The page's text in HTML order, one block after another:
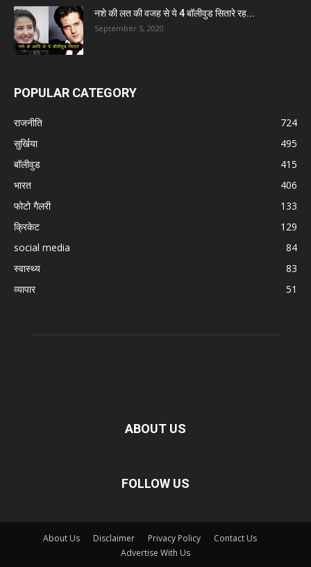
नशे की लत की वजह से ये 4 बॉलीवुड सितारे रह...
September 5, 2020
POPULAR CATEGORY
राजनीति
724
सुर्खिया
495
बॉलीवुड
415
भारत
406
फोटो गैलरी
133
क्रिकेट
129
social media
84
स्वास्थ्य
83
व्यापार
51
ABOUT US
FOLLOW US
About Us Disclaimer Privacy Policy
Contact Us
Advertise With Us